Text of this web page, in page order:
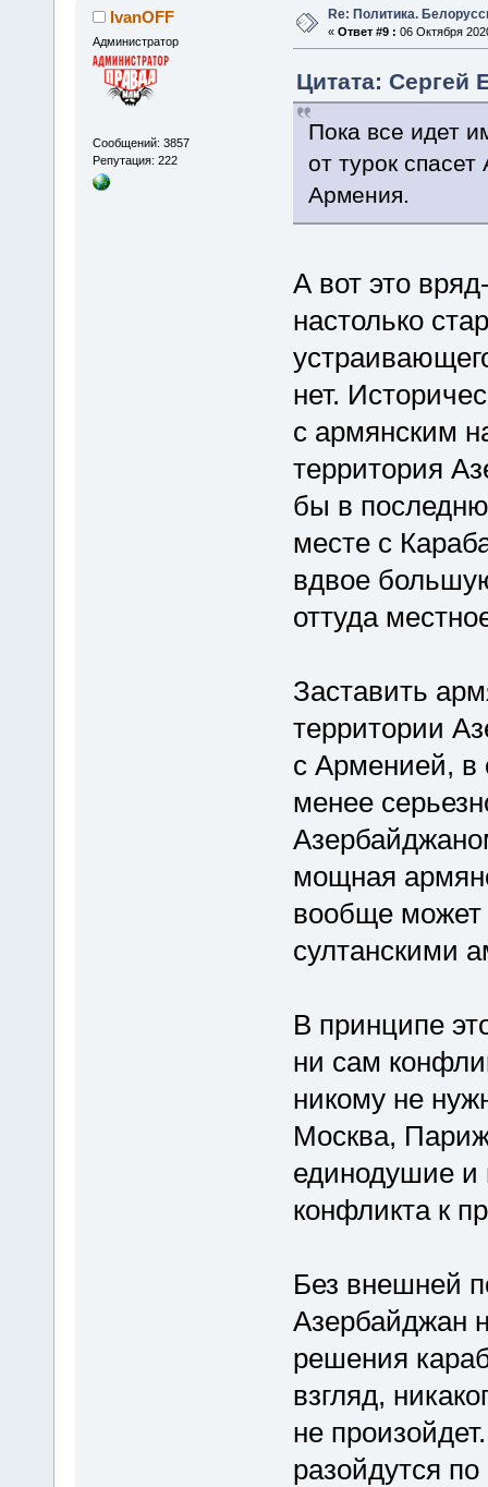
IvanOFF
Администратор
Сообщений: 3857
Репутация: 222
Re: Политика.
« Ответ #9 : 06 Октября
Цитата: Сергей
Пока все идет
от турок
Армения.
А вот это
настолько
нет.
с армянским
территория
бы в
месте с
вдвое
оттуда
Заставить
территории
с Арменией, в
менее
мощная
вообще может
султанскими
В принципе
ни сам
никому не
Москва,
единодушие и
конфликта к
Без внешней
Азербайджан
решения
взгляд,
не
разойдутся